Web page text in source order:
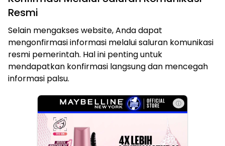
Resmi
Selain mengakses website, Anda dapat
mengonfirmasi informasi melalui saluran komunikasi
resmi pemerintah. Hal ini penting untuk
mendapatkan konfirmasi langsung dan mencegah
informasi palsu.
ⓘ